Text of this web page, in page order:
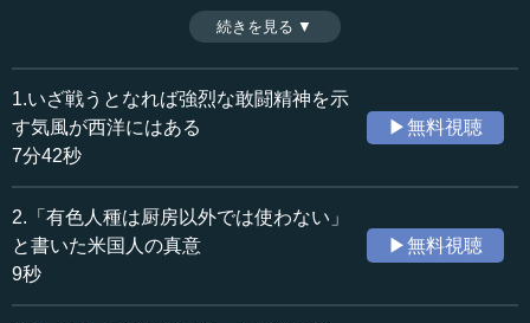
成立に憤る演説をしているが、悔し涙を流しつつ語ったと
いわれている。上智大学名誉教授・渡部昇一氏によるシリ
ーズ「本当のことがわかる昭和史」第六章・第３回。
収録日：2015年2月2日
追加日：2015年9月14日
カテゴリー：
歴史・民族
≪全文≫
いまの日本人がわからなくなっているのは、このアメリ
カによる日本からの移民禁止に対して、当時の日本人が抱
いた悔しさだろう。
続きを見る ▼
1.いざ戦うとなれば強烈な敢闘精神を示
す気風が西洋にはある
7分42秒
▶無料視聴
2.「有色人種は厨房以外では使わない」
と書いた米国人の真意
9秒
▶無料視聴